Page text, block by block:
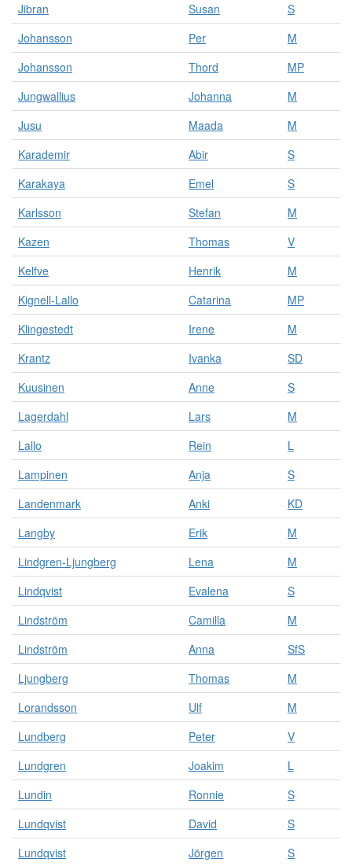
Jibran
Susan
S
Johansson
Per
M
Johansson
Thord
MP
Jungwallius
Johanna
M
Jusu
Maada
M
Karademir
Abir
S
Karakaya
Emel
S
Karlsson
Stefan
M
Kazen
Thomas
V
Kelfve
Henrik
M
Kignell-Lallo
Catarina
MP
Klingestedt
Irene
M
Krantz
Ivanka
SD
Kuusinen
Anne
S
Lagerdahl
Lars
M
Lallo
Rein
L
Lampinen
Anja
S
Landenmark
Anki
KD
Langby
Erik
M
Lindgren-Ljungberg
Lena
M
Lindqvist
Evalena
S
Lindström
Camilla
M
Lindström
Anna
SfS
Ljungberg
Thomas
M
Lorandsson
Ulf
M
Lundberg
Peter
V
Lundgren
Joakim
L
Lundin
Ronnie
S
Lundqvist
David
S
Lundqvist
Jörgen
S